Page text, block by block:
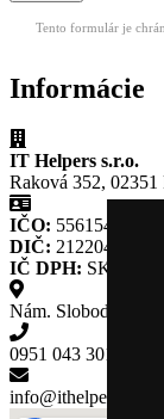
Tento formulár je
Informácie
IT Helpers s.r.o.
Raková 352, 02351
IČO: 55615465
DIČ: 2122040690
IČ DPH:
Nám. Slobody 365,
0951 043 301
info@ithelpers.sk